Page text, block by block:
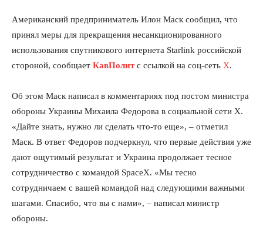
Американский предприниматель Илон Маск сообщил, что
принял меры для прекращения несанкционированного
использования спутникового интернета Starlink российской
стороной, сообщает КавПолитс ссылкой на соц-сеть Х.
Об этом Маск написал в комментариях под постом министра
обороны Украины Михаила Федорова в социальной сети X.
«Дайте знать, нужно ли сделать что-то еще», – отметил
Маск. В ответ Федоров подчеркнул, что первые действия уже
дают ощутимый результат и Украина продолжает тесное
сотрудничество с командой SpaceX. «Мы тесно
сотрудничаем с вашей командой над следующими важными
шагами. Спасибо, что вы с нами», – написал министр
обороны.